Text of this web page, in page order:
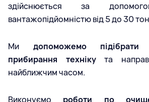
здійснюється за
вантажопідйомністю від 5 до 30
Ми допоможемо
прибирання технікута
найближчим часом.
Виконуємо роботи по